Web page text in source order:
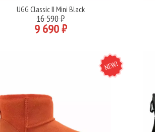
Подробнее
UGG Classic II Mini Black
16 590 ₽
9 690 ₽
NEW